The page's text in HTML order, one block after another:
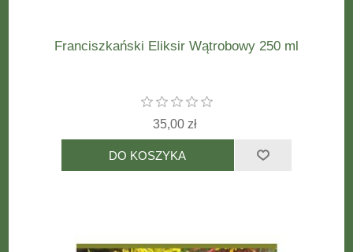
Franciszkański Eliksir Wątrobowy 250 ml
35,00 zł